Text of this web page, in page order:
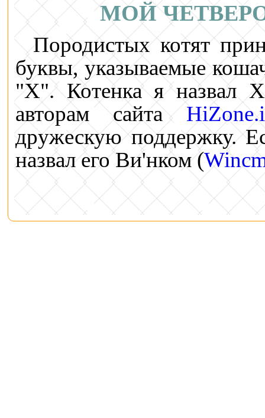
МОЙ
Породистых котят
буквы, указываемые
"Х". Котенка я назвал
авторам сайта
дружескую поддержку.
назвал его Ви'нком (